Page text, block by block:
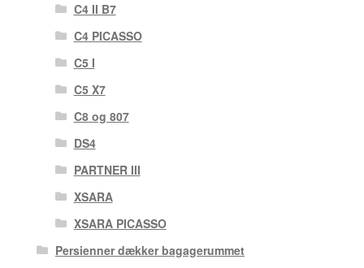
C4 II B7
C4 PICASSO
C5 I
C5 X7
C8 og 807
DS4
PARTNER III
XSARA
XSARA PICASSO
Persienner dækker bagagerummet